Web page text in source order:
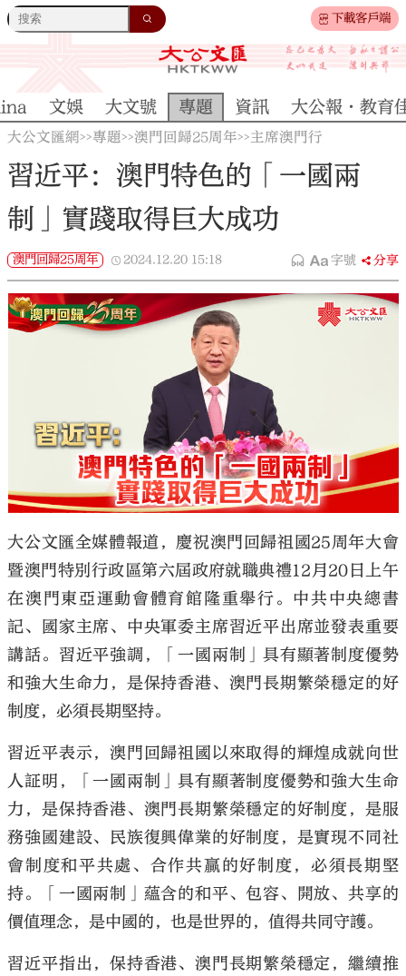
下載客戶端
文娛 大文號 專題 資訊 大公報·教育
大公文匯網>>專題>>澳門回歸25周年>>主席澳門行
習近平：澳門特色的「一國兩
制」實踐取得巨大成功
澳門回歸25周年 2024.12.20 15:18 字號 分享
大公文匯全媒體報道，慶祝澳門回歸祖國25周年大會
暨澳門特別行政區第六屆政府就職典禮12月20日上午
在澳門東亞運動會體育館隆重舉行。中共中央總書
記、國家主席、中央軍委主席習近平出席並發表重要
講話。習近平強調，「一國兩制」具有顯著制度優勢
和強大生命力，是保持香港、澳門長期繁榮穩定的好
制度，必須長期堅持。
習近平表示，澳門回歸祖國以來取得的輝煌成就向世
人証明，「一國兩制」具有顯著制度優勢和強大生命
力，是保持香港、澳門長期繁榮穩定的好制度，是服
務強國建設、民族復興偉業的好制度，是實現不同社
會制度和平共處、合作共贏的好制度，必須長期堅
持。「一國兩制」蘊含的和平、包容、開放、共享的
價值理念，是中國的，也是世界的，值得共同守護。
習近平指出，保持香港、澳門長期繁榮穩定，繼續推